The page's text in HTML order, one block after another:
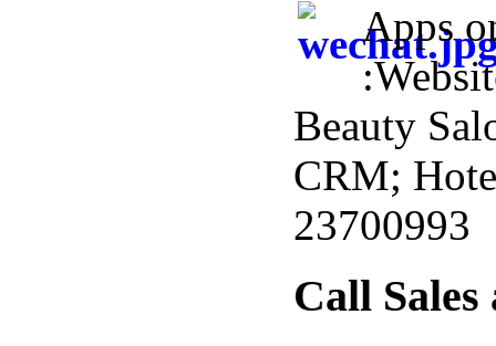
Apps
Beauty
CRM;
23700993
Call